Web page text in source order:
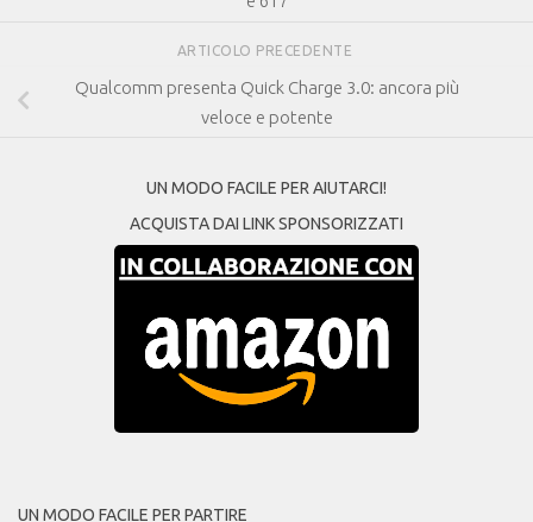
ARTICOLO PRECEDENTE
Qualcomm presenta Quick Charge 3.0: ancora più
veloce e potente
UN MODO FACILE PER AIUTARCI!
ACQUISTA DAI LINK SPONSORIZZATI
UN MODO FACILE PER PARTIRE